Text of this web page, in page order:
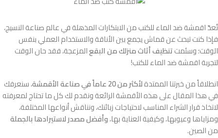
تُعدّ اقمشة ضد الماء للكنب من الابتكارات المذهلة في عالم صناعة النسيج،
فإذا كنت تبحث عن قماش يجمع بين الأناقة والاستخدام العملي بنفس
الوقت؛ وسئمتتنظيف أثاث منزلك من البقعالمزعجة، فقد حان الوقت
لتجربة اقمشة ضد الماء للكنب!
انطلاقاً من خبرتنا الممتدةلأكثر من 20 عاماً في صناعة الأقمشة
، سنعرفك
في هذا المقال على هذه الأقمشة الرائعة ونقدم لك كل ما تحتاج لمعرفته
لاتخاذ قرار الشراء المناسب لاحتياجات زبائنك، ونناقش أنواعها المختلفة،
ومزاياها وعيوبها، وكيفية العناية بها،وأفضل مصدر لاستيرادها بالجملة
من الصين.